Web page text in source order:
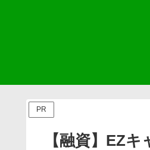
PR
【融資】EZ